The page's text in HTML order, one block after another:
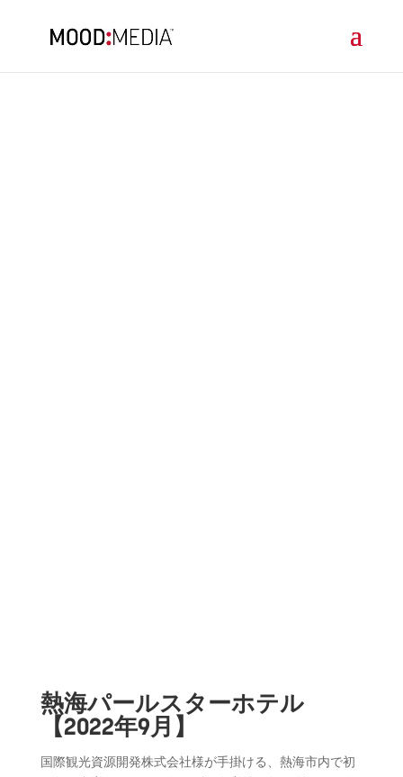
熱海パールスターホテル
【2022年9月】
国際観光資源開発株式会社様が手掛ける、熱海市内で初